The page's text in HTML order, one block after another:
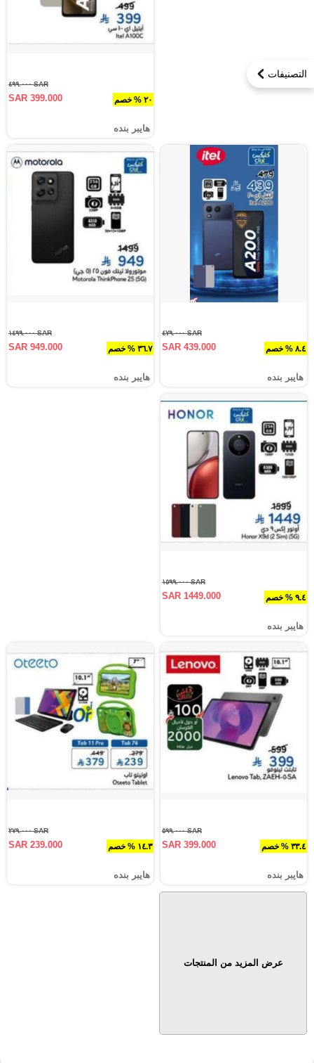
التصنيفات
٢٠ % خصم
SAR ٤٩٩.٠٠٠
SAR 399.000
هايبر بنده
٨.٤ % خصم
SAR ٤٧٩.٠٠٠
SAR 439.000
هايبر بنده
٣٦.٧ % خصم
SAR ١٤٩٩.٠٠٠
SAR 949.000
هايبر بنده
٩.٤ % خصم
SAR ١٥٩٩.٠٠٠
SAR 1449.000
هايبر بنده
٣٣.٤ % خصم
SAR ٥٩٩.٠٠٠
SAR 399.000
هايبر بنده
١٤.٣ % خصم
SAR ٢٧٩.٠٠٠
SAR 239.000
هايبر بنده
عرض المزيد من المنتجات